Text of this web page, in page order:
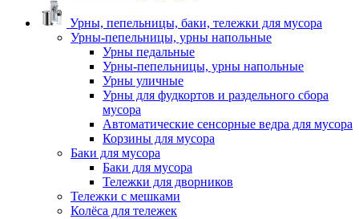
Урны, пепельницы, баки, тележки для мусора
Урны-пепельницы, урны напольные
Урны педальные
Урны-пепельницы, урны напольные
Урны уличные
Урны для фудкортов и раздельного сбора
мусора
Автоматические сенсорные ведра для мусора
Корзины для мусора
Баки для мусора
Баки для мусора
Тележки для дворников
Тележки с мешками
Колёса для тележек